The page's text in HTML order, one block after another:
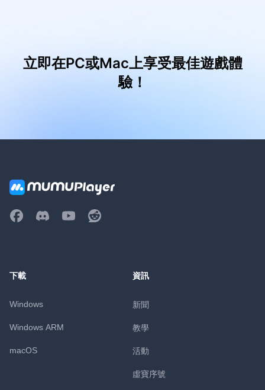
立即在PC或Mac上享受最佳遊戲體
驗！
下載
Windows
Windows ARM
macOS
資訊
新聞
教學
活動
虛寶序號